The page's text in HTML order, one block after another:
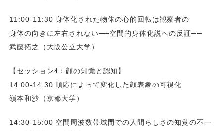
11:00-11:30 身体化された物体の心的回転は観察者の
身体の向きに左右されない──空間的身体化説への反証──
武藤拓之（大阪公立大学）
【セッション4：顔の知覚と認知】
14:00-14:30 順応によって変化した顔表象の可視化
嶺本和沙（京都大学）
14:30-15:00 空間周波数帯域間での人間らしさの知覚の不一